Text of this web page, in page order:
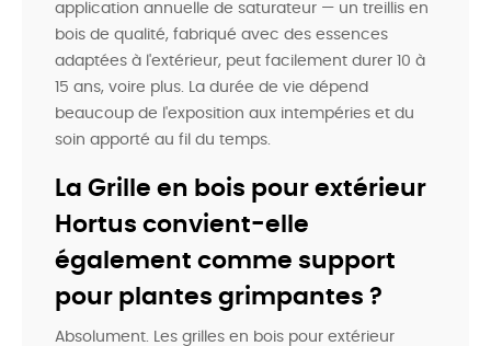
application annuelle de saturateur — un treillis en
bois de qualité, fabriqué avec des essences
adaptées à l'extérieur, peut facilement durer 10 à
15 ans, voire plus. La durée de vie dépend
beaucoup de l'exposition aux intempéries et du
soin apporté au fil du temps.
La Grille en bois pour extérieur
Hortus convient-elle
également comme support
pour plantes grimpantes ?
Absolument. Les grilles en bois pour extérieur